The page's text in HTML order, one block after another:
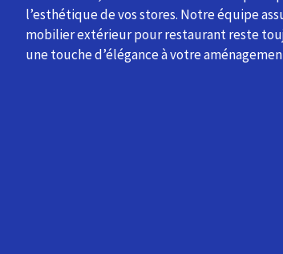
l’esthétique de vos stores. Notre équipe
mobilier extérieur pour restaurant reste
une touche d’élégance à votre